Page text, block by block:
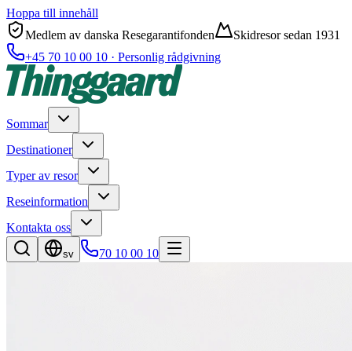
Hoppa till innehåll
Medlem av danska Resegarantifonden
Skidresor sedan 1931
+45 70 10 00 10 · Personlig rådgivning
Sommar
Destinationer
Typer av resor
Reseinformation
Kontakta oss
sv 70 10 00 10